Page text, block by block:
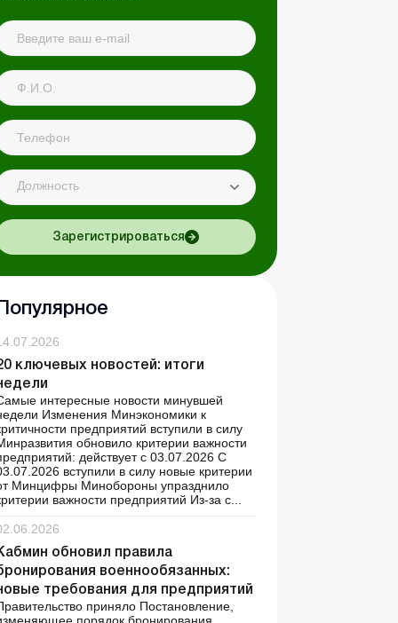
Должность
Зарегистрироваться
Популярное
ключевых новостей: итоги
интересные новости минувшей
Изменения Минэкономики к
предприятий вступили в силу
обновило критерии важности
действует с 03.07.2026 С
вступили в силу новые критерии
Минцифры Минобороны упразднило
важности предприятий Из-за с...
обновил правила
военнообязанных:
требования для предприятий
приняло Постановление,